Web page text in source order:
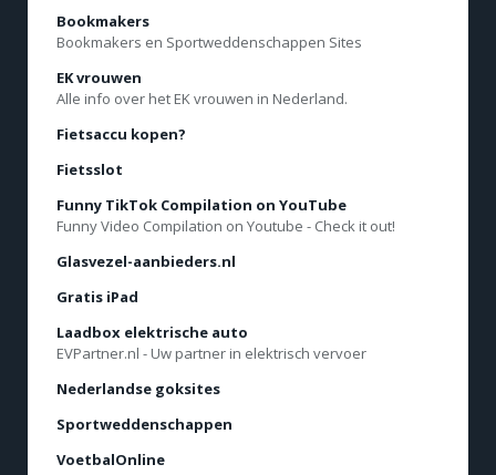
Bookmakers
Bookmakers en Sportweddenschappen Sites
EK vrouwen
Alle info over het EK vrouwen in Nederland.
Fietsaccu kopen?
Fietsslot
Funny TikTok Compilation on YouTube
Funny Video Compilation on Youtube - Check it out!
Glasvezel-aanbieders.nl
Gratis iPad
Laadbox elektrische auto
EVPartner.nl - Uw partner in elektrisch vervoer
Nederlandse goksites
Sportweddenschappen
VoetbalOnline